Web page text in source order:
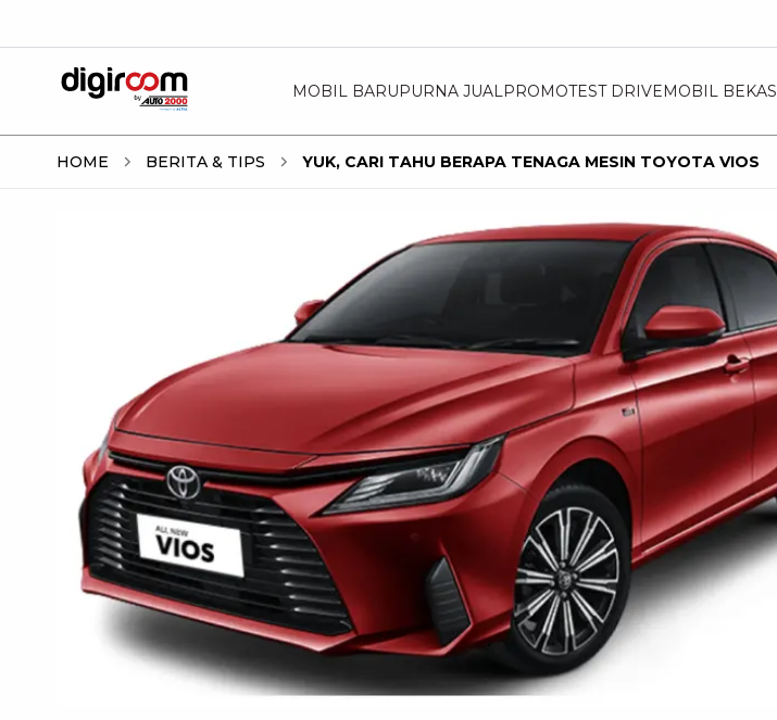
MOBIL BARUPURNA JUAL PROMOTEST DRIVEMOBIL BEKAS
HOME BERITA & TIPS YUK, CARI TAHU BERAPA TENAGA MESIN TOYOTA VIOS